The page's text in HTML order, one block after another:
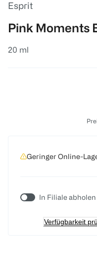
Esprit
Pink Moments
20 ml
Geringer Online-
In Filiale abholen
Verfügbarkeit